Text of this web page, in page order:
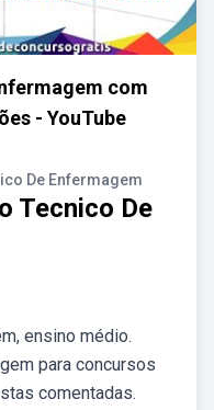
com
- YouTube
De Enfermagem
Tecnico De
ensino médio.
para concursos
comentadas.